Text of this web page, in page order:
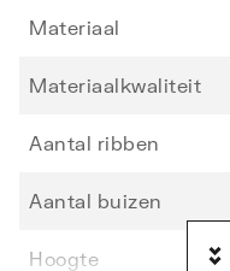
Materiaal
Materiaalkwaliteit
Aantal ribben
Aantal buizen
Hoogte